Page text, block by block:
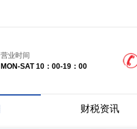
营业时间
MON-SAT 10：00-19：00
财税资讯